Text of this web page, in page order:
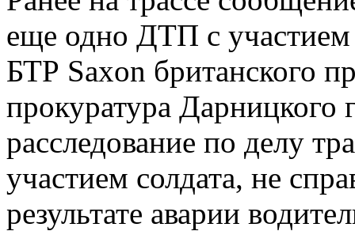
еще одно ДТП с
БТР Saxon британского
прокуратура Дарницкого
расследование по делу
участием солдата, не
результате аварии